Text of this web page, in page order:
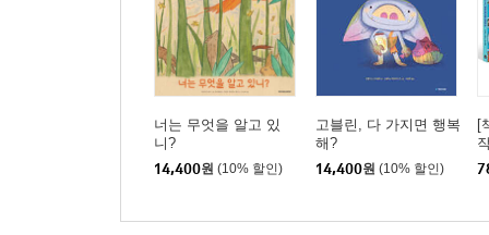
50가지 벌의 달콤하고 따끔한 지식
25가지 세상을 구하는 친환경에 관한 지식
초자연 현상에 대한 15가지 소름 돋는 지식
75가지 지구에 관한 중대한 지식
35가지 귀중한 보물에 대한 지식
100가지 신기한 바다에 관한 깜짝 놀랄 지식
50가지 세어도 세어도 끝없는 인구에 대한 지식
너는 무엇을 알고 있
니?
14,400원 (10% 할인)
고블린, 다 가지면 행복
해?
14,400원 (10% 할인)
[